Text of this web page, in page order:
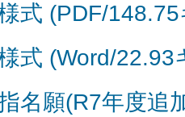
式 (PDF/
式 (Word/22.93
名願(R7年度追